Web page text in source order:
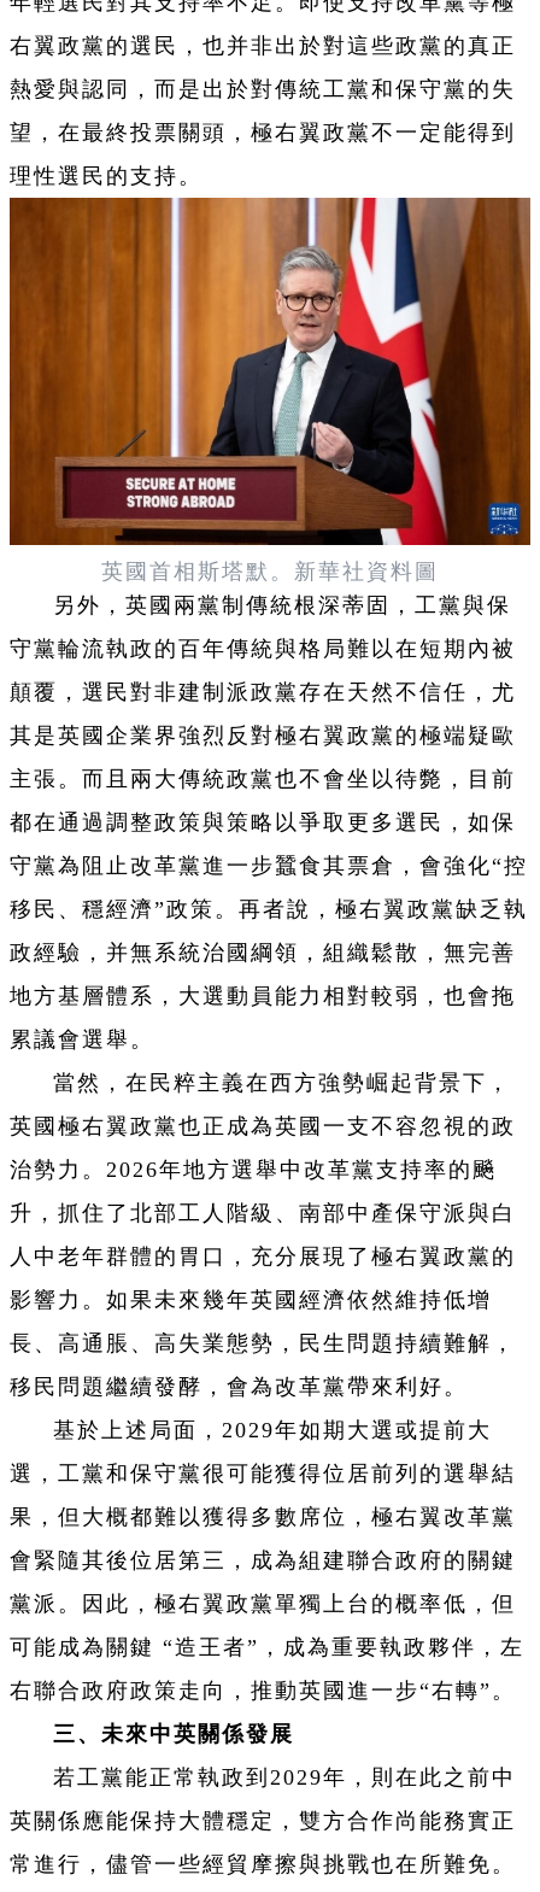
右翼政黨的選民，也并非出於對這些政黨的真正
熱愛與認同，而是出於對傳統工黨和保守黨的失
望，在最終投票關頭，極右翼政黨不一定能得到
理性選民的支持。
英國首相斯塔默。新華社資料圖
另外，英國兩黨制傳統根深蒂固，工黨與保
守黨輪流執政的百年傳統與格局難以在短期內被
顛覆，選民對非建制派政黨存在天然不信任，尤
其是英國企業界強烈反對極右翼政黨的極端疑歐
主張。而且兩大傳統政黨也不會坐以待斃，目前
都在通過調整政策與策略以爭取更多選民，如保
守黨為阻止改革黨進一步蠶食其票倉，會強化“控
移民、穩經濟”政策。再者說，極右翼政黨缺乏執
政經驗，并無系統治國綱領，組織鬆散，無完善
地方基層體系，大選動員能力相對較弱，也會拖
累議會選舉。
當然，在民粹主義在西方強勢崛起背景下，
英國極右翼政黨也正成為英國一支不容忽視的政
治勢力。2026年地方選舉中改革黨支持率的飈
升，抓住了北部工人階級、南部中產保守派與白
人中老年群體的胃口，充分展現了極右翼政黨的
影響力。如果未來幾年英國經濟依然維持低增
長、高通脹、高失業態勢，民生問題持續難解，
移民問題繼續發酵，會為改革黨帶來利好。
基於上述局面，2029年如期大選或提前大
選，工黨和保守黨很可能獲得位居前列的選舉結
果，但大概都難以獲得多數席位，極右翼改革黨
會緊隨其後位居第三，成為組建聯合政府的關鍵
黨派。因此，極右翼政黨單獨上台的概率低，但
可能成為關鍵 “造王者”，成為重要執政夥伴，左
右聯合政府政策走向，推動英國進一步“右轉”。
三、未來中英關係發展
若工黨能正常執政到2029年，則在此之前中
英關係應能保持大體穩定，雙方合作尚能務實正
常進行，儘管一些經貿摩擦與挑戰也在所難免。